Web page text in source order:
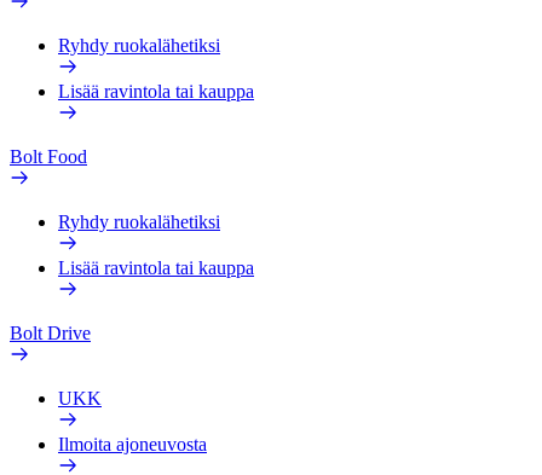
Ryhdy ruokalähetiksi
Lisää ravintola tai kauppa
Bolt Food
Ryhdy ruokalähetiksi
Lisää ravintola tai kauppa
Bolt Drive
UKK
Ilmoita ajoneuvosta